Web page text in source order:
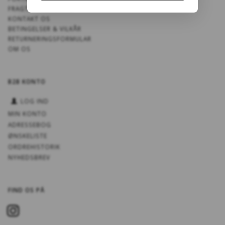
FRAGT OG LEVERING
KONTAKT OS
BETINGELSER & VILKÅR
RETURNERINGSFORMULAR
OM OS
B2B KONTO
LOG IND
MIN KONTO
ADRESSEBOG
ØNSKELISTE
ORDREHISTORIK
NYHEDSBREV
FIND OS PÅ